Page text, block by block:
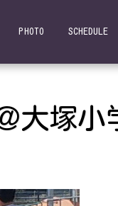
PHOTO SCHEDULE
大塚小